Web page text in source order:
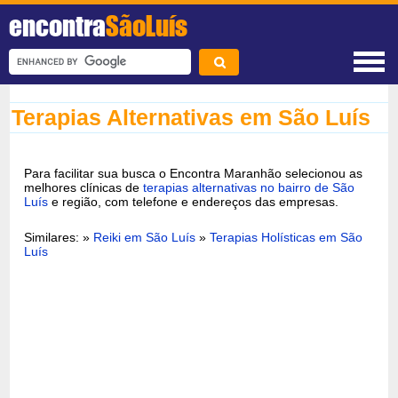
encontraSãoLuís
Terapias Alternativas em São Luís
Para facilitar sua busca o Encontra Maranhão selecionou as
melhores clínicas deterapias alternativas no bairro de São
Luís e região, com telefone e endereços das empresas.
Similares: » Reiki em São Luís »Terapias Holísticas em São
Luís